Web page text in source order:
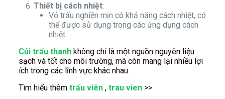
Thiết bị cách nhiệt:
Vỏ trấu nghiền mịn có khả năng cách nhiệt, có
thể được sử dụng trong các ứng dụng cách
nhiệt.
Củi trấu thanhkhông chỉ là một nguồn nguyên liệu
sạch và tốt cho môi trường, mà còn mang lại nhiều lợi
ích trong các lĩnh vực khác nhau.
Tìm hiểu thêm trấu viên, trau vien >>